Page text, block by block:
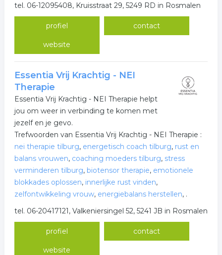
tel. 06-12095408, Kruisstraat 29, 5249 RD in Rosmalen
profiel contact
website
Essentia Vrij Krachtig - NEI
Therapie
Essentia Vrij Krachtig - NEI Therapie helpt
jou om weer in verbinding te komen met
jezelf en je gevo.
Trefwoorden van Essentia Vrij Krachtig - NEI Therapie :
nei therapie tilburg, energetisch coach tilburg, rust en
balans vrouwen, coaching moeders tilburg, stress
verminderen tilburg, biotensor therapie, emotionele
blokkades oplossen, innerlijke rust vinden,
zelfontwikkeling vrouw, energiebalans herstellen, .
tel. 06-20417121, Valkeniersingel 52, 5241 JB in Rosmalen
profiel contact
website